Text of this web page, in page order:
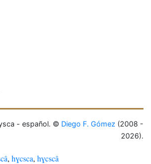
- español. © Diego F. Gómez (2008 -
2026).
, hɣcsca, hɣcscâ